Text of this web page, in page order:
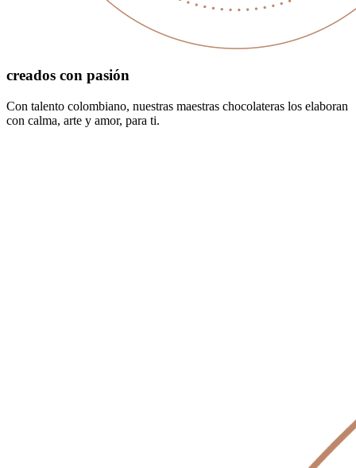
creados con pasión
Con talento colombiano, nuestras maestras chocolateras los elaboran
con calma, arte y amor, para ti.